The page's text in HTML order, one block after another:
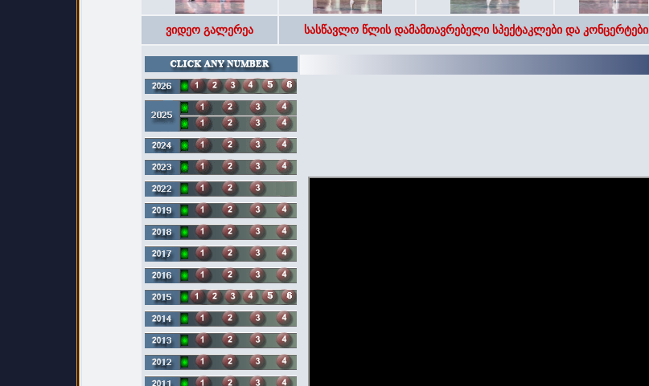
ვიდეო გალერეა სასწავლო წლის დამამთავრებელი სპექტაკლები და კონცერტები